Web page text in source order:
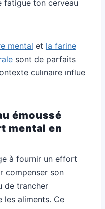
fatigue ton cerveau
mental et la farine
sont de parfaits
culinaire influe
émoussé
mental en
à fournir un effort
compenser son
de trancher
les aliments. Ce